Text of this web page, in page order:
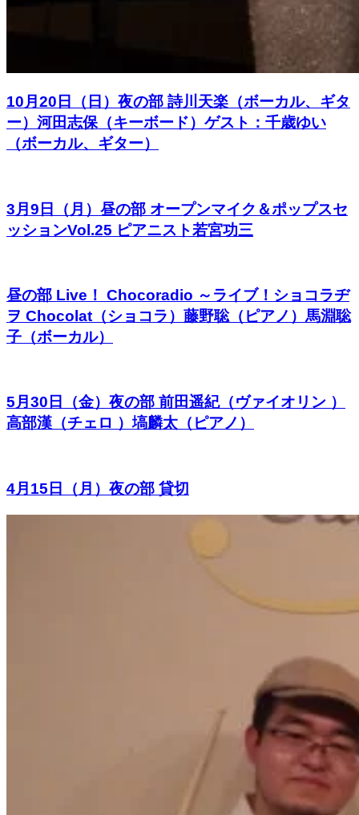
10月20日（日）夜の部 詩川天楽（ボーカル、ギタ
ー）河田志保（キーボード）ゲスト：千歳ゆい
（ボーカル、ギター）
3月9日（月）昼の部 オープンマイク＆ポップスセ
ッションVol.25 ピアニスト若宮功三
昼の部 Live！ Chocoradio ～ライブ！ショコラヂ
ヲ Chocolat（ショコラ）藤野聡（ピアノ）馬淵聡
子（ボーカル）
5月30日（金）夜の部 前田遥紀（ヴァイオリン ）
高部漢（チェロ ）塙麟太（ピアノ）
4月15日（月）夜の部 貸切